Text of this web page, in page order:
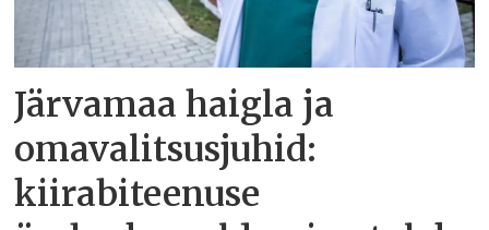
Järvamaa haigla ja
omavalitsusjuhid:
kiirabiteenuse